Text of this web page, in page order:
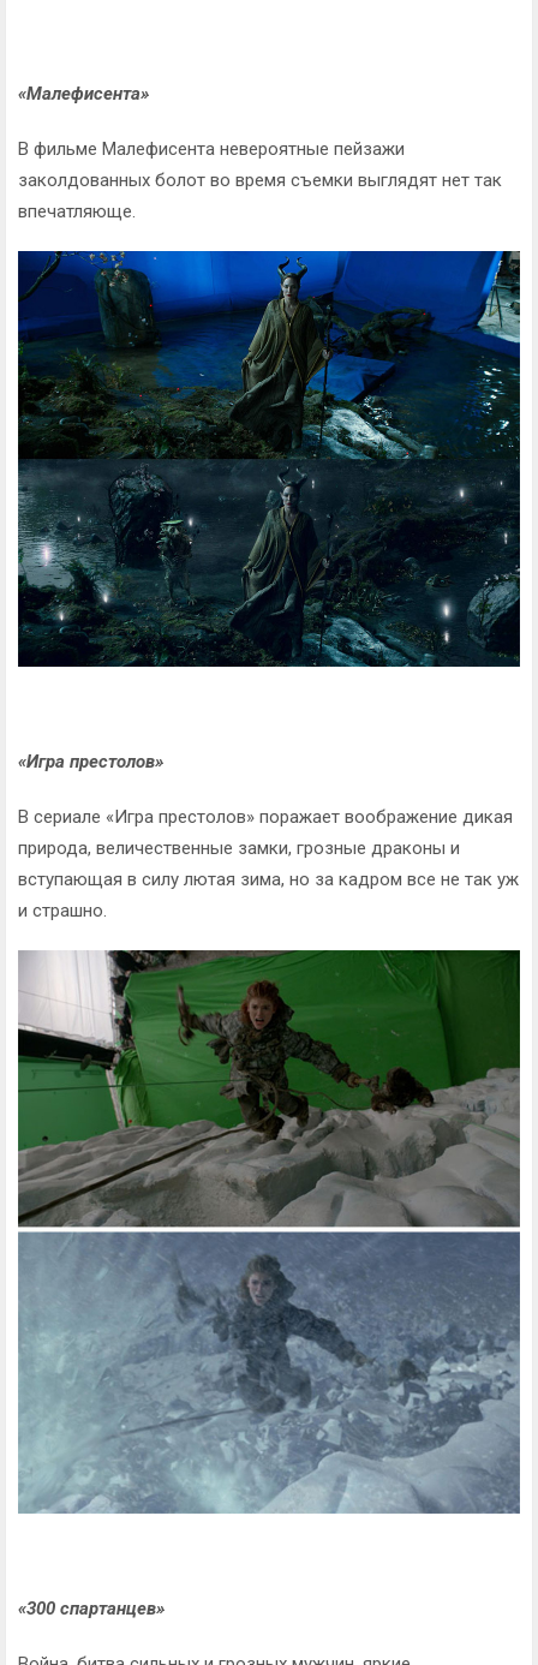
«Малефисента»
В фильме Малефисента невероятные пейзажи
заколдованных болот во время съемки выглядят нет так
впечатляюще.
«Игра престолов»
В сериале «Игра престолов» поражает воображение дикая
природа, величественные замки, грозные драконы и
вступающая в силу лютая зима, но за кадром все не так уж
и страшно.
«300 спартанцев»